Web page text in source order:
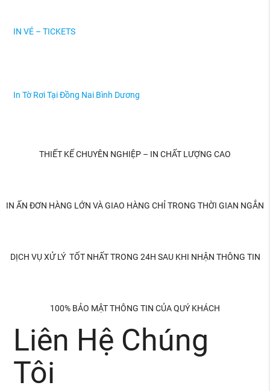
IN VÉ – TICKETS
In Tờ Rơi Tại Đồng Nai Bình Dương
THIẾT KẾ CHUYÊN NGHIỆP – IN CHẤT LƯỢNG CAO
IN ẤN ĐƠN HÀNG LỚN VÀ GIAO HÀNG CHỈ TRONG THỜI GIAN NGẮN
DỊCH VỤ XỬ LÝ TỐT NHẤT TRONG 24H SAU KHI NHẬN THÔNG TIN
100% BẢO MẬT THÔNG TIN CỦA QUÝ KHÁCH
Liên Hệ Chúng
Tôi